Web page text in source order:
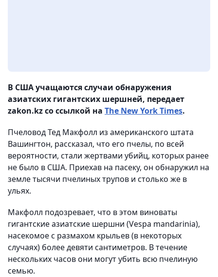
В США учащаются случаи обнаружения
азиатских гигантских шершней, передает
zakon.kz со ссылкой на The New York Times.
Пчеловод Тед Макфолл из американского штата
Вашингтон, рассказал, что его пчелы, по всей
вероятности, стали жертвами убийц, которых ранее
не было в США. Приехав на пасеку, он обнаружил на
земле тысячи пчелиных трупов и столько же в
ульях.
Макфолл подозревает, что в этом виноваты
гигантские азиатские шершни (Vespa mandarinia),
насекомое с размахом крыльев (в некоторых
случаях) более девяти сантиметров. В течение
нескольких часов они могут убить всю пчелиную
семью.